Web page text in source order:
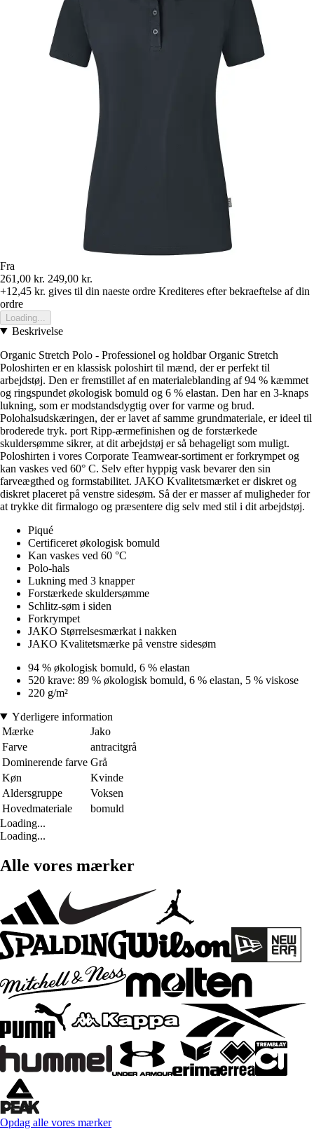
Fra
261,00 kr. 249,00 kr.
+12,45 kr. gives til din naeste ordre Krediteres efter bekraeftelse af din
ordre
Loading...
Beskrivelse
Organic Stretch Polo - Professionel og holdbar Organic Stretch
Poloshirten er en klassisk poloshirt til mænd, der er perfekt til
arbejdstøj. Den er fremstillet af en materialeblanding af 94 % kæmmet
og ringspundet økologisk bomuld og 6 % elastan. Den har en 3-knaps
lukning, som er modstandsdygtig over for varme og brud.
Polohalsudskæringen, der er lavet af samme grundmateriale, er ideel til
broderede tryk. port Ripp-ærmefinishen og de forstærkede
skuldersømme sikrer, at dit arbejdstøj er så behageligt som muligt.
Poloshirten i vores Corporate Teamwear-sortiment er forkrympet og
kan vaskes ved 60° C. Selv efter hyppig vask bevarer den sin
farveægthed og formstabilitet. JAKO Kvalitetsmærket er diskret og
diskret placeret på venstre sidesøm. Så der er masser af muligheder for
at trykke dit firmalogo og præsentere dig selv med stil i dit arbejdstøj.
Piqué
Certificeret økologisk bomuld
Kan vaskes ved 60 °C
Polo-hals
Lukning med 3 knapper
Forstærkede skuldersømme
Schlitz-søm i siden
Forkrympet
JAKO Størrelsesmærkat i nakken
JAKO Kvalitetsmærke på venstre sidesøm
94 % økologisk bomuld, 6 % elastan
520 krave: 89 % økologisk bomuld, 6 % elastan, 5 % viskose
220 g/m²
Yderligere information
Mærke
Jako
Farve
antracitgrå
Dominerende farve Grå
Køn
Kvinde
Aldersgruppe
Voksen
Hovedmateriale
bomuld
Loading...
Loading...
Alle vores mærker
Opdag alle vores mærker